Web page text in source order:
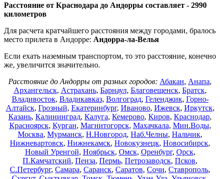
Расстояние от Краснодара до Андорры составляет - 2990
километров
Для расчета кратчайшего расстояния между городами, бралось
место прилета в Андорре: Андорра-ла-Велья
Если ехать наземным транспортом, то это расстояние, конечно
же, увеличится значительно.
Расстояние до Андорры от разных городов: Абакан, Анапа,
Архангельск, Астрахань, Барнаул, Благовещенск, Братск,
Владивосток, Владикавказ, Волгоград, Геленджик, Горно-
Алтайск, Грозный, Екатеринбург, Иваново, Ижевск, Иркутск,
Казань, Калининград, Калуга, Кемерово, Киров, Краснодар,
Красноярск, Курган, Магнитогорск, Махачкала, Мин.Воды,
Москва, Мурманск, Н.Новгород, Наб.Челны, Нальчик,
Нижневартовск, Нижнекамск, Новокузнецк, Новосибирск,
Новый Уренгой, Ноябрьск, Омск, Оренбург, Орск,
П.Камчатский, Пенза, Пермь, Петрозаводск, Псков,
С.Петербург, Самара, Саранск, Саратов, Сочи, Ставрополь,